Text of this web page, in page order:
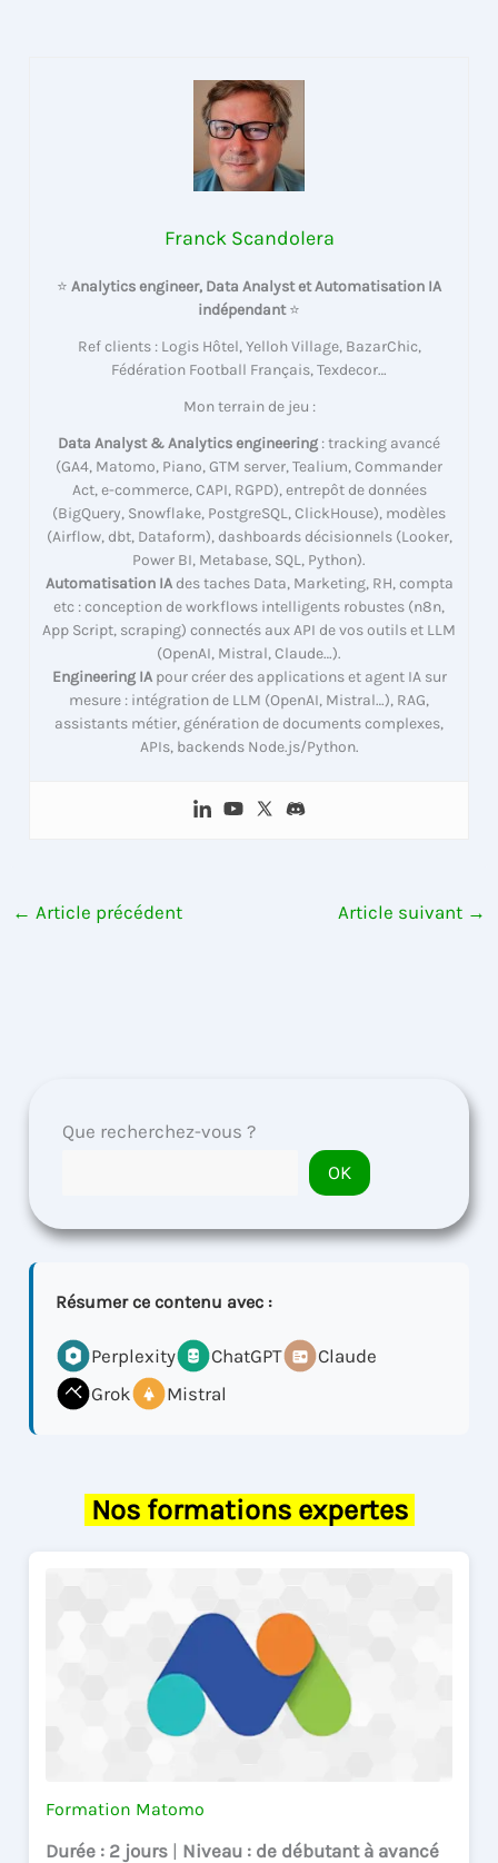
Franck Scandolera
⭐ Analytics engineer, Data Analyst et Automatisation IA
indépendant⭐
Ref clients : Logis Hôtel, Yelloh Village, BazarChic,
Fédération Football Français, Texdecor…
Mon terrain de jeu :
Data Analyst & Analytics engineering : tracking avancé
(GA4, Matomo, Piano, GTM server, Tealium, Commander
Act, e-commerce, CAPI, RGPD), entrepôt de données
(BigQuery, Snowflake, PostgreSQL, ClickHouse), modèles
(Airflow, dbt, Dataform), dashboards décisionnels (Looker,
Power BI, Metabase, SQL, Python).
Automatisation IAdes taches Data, Marketing, RH, compta
etc : conception de workflows intelligents robustes (n8n,
App Script, scraping) connectés aux API de vos outils et LLM
(OpenAI, Mistral, Claude…).
Engineering IApour créer des applications et agent IA sur
mesure : intégration de LLM (OpenAI, Mistral…), RAG,
assistants métier, génération de documents complexes,
APIs, backends Node.js/Python.
← Article précédent Article suivant →
Que recherchez-vous ?
OK
Résumer ce contenu avec :
Perplexity ChatGPT
Claude
Grok
Mistral
Nos formations expertes
Formation Matomo
Durée : 2 jours | Niveau : de débutant à avancé